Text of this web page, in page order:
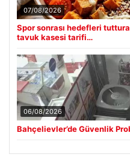
07/08/2026
Spor sonrası hedefleri
tavuk kasesi tarifi…
06/08/2026
Bahçelievler’de Güvenlik